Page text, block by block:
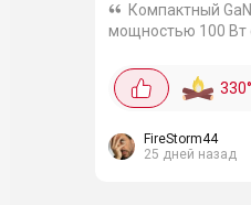
Компактный
мощностью 100 Вт
USB-C,
современные
PPS), позволяя
эффективно...
330°
FireStorm44
25 дней назад